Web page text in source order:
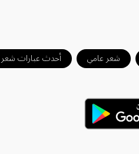
شعر عامي أحدث عبارات شعر